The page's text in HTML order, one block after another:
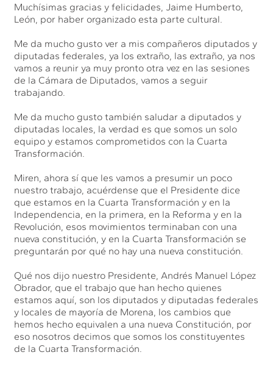
Muchísimas gracias y felicidades, Jaime Humberto,
León, por haber organizado esta parte cultural.
Me da mucho gusto ver a mis compañeros diputados y
diputadas federales, ya los extraño, las extraño, ya nos
vamos a reunir ya muy pronto otra vez en las sesiones
de la Cámara de Diputados, vamos a seguir
trabajando.
Me da mucho gusto también saludar a diputados y
diputadas locales, la verdad es que somos un solo
equipo y estamos comprometidos con la Cuarta
Transformación.
Miren, ahora sí que les vamos a presumir un poco
nuestro trabajo, acuérdense que el Presidente dice
que estamos en la Cuarta Transformación y en la
Independencia, en la primera, en la Reforma y en la
Revolución, esos movimientos terminaban con una
nueva constitución, y en la Cuarta Transformación se
preguntarán por qué no hay una nueva constitución.
Qué nos dijo nuestro Presidente, Andrés Manuel López
Obrador, que el trabajo que han hecho quienes
estamos aquí, son los diputados y diputadas federales
y locales de mayoría de Morena, los cambios que
hemos hecho equivalen a una nueva Constitución, por
eso nosotros decimos que somos los constituyentes
de la Cuarta Transformación.